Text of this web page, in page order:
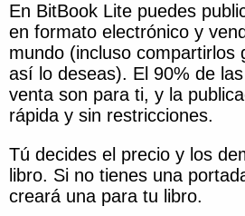
En BitBook Lite puedes
en formato electrónico y
mundo (incluso compartirlos
así lo deseas). El 90% de
venta son para ti, y la
rápida y sin restricciones.
Tú decides el precio y los
libro. Si no tienes una
creará una para tu libro.